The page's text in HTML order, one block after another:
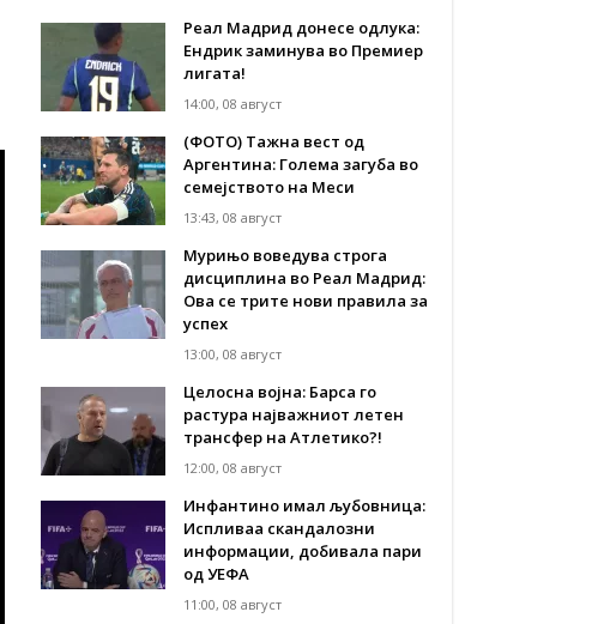
Реал Мадрид донесе одлука:
Eндрик заминува во Премиер
лигата!
14:00, 08 август
(ФОТО) Тажна вест од
Аргентина: Голема загуба во
семејството на Меси
13:43, 08 август
Мурињо воведува строга
дисциплина во Реал Мадрид:
Ова се трите нови правила за
успех
13:00, 08 август
Целосна војна: Барса го
растура најважниот летен
трансфер на Атлетико?!
12:00, 08 август
Инфантино имал љубовница:
Испливаа скандалозни
информации, добивала пари
од УЕФА
11:00, 08 август